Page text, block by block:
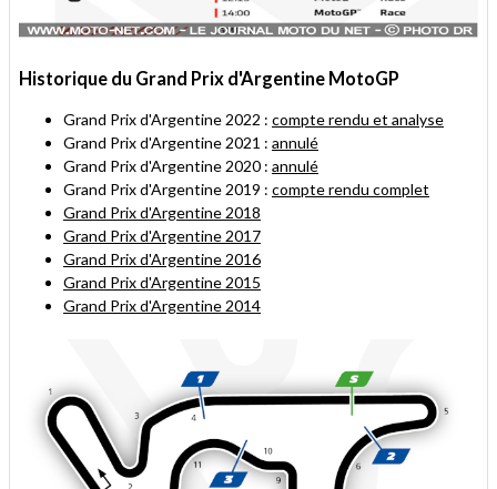
Historique du Grand Prix d'Argentine MotoGP
Grand Prix d'Argentine 2022 : compte rendu et analyse
Grand Prix d'Argentine 2021 : annulé
Grand Prix d'Argentine 2020 : annulé
Grand Prix d'Argentine 2019 : compte rendu complet
Grand Prix d'Argentine 2018
Grand Prix d'Argentine 2017
Grand Prix d'Argentine 2016
Grand Prix d'Argentine 2015
Grand Prix d'Argentine 2014